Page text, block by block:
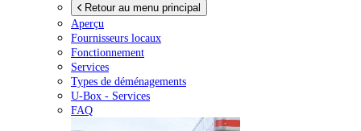
Retour au menu principal
Aperçu
Fournisseurs locaux
Fonctionnement
Services
Types de déménagements
U-Box - Services
FAQ